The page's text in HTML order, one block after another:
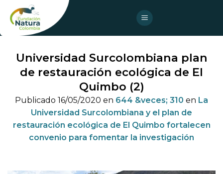
content
Universidad Surcolombiana plan
de restauración ecológica de El
Quimbo (2)
Publicado 16/05/2020 en 644 &veces; 310 en La
Universidad Surcolombiana y el plan de
restauración ecológica de El Quimbo fortalecen
convenio para fomentar la investigación